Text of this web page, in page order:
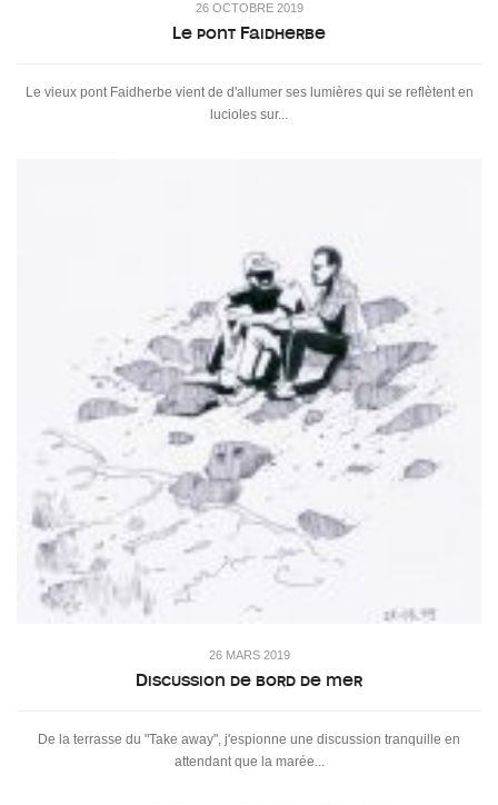
26 OCTOBRE 2019
Le pont Faidherbe
Le vieux pont Faidherbe vient de d'allumer ses lumières qui se reflètent en
lucioles sur...
26 MARS 2019
Discussion de bord de mer
De la terrasse du "Take away", j'espionne une discussion tranquille en
attendant que la marée...